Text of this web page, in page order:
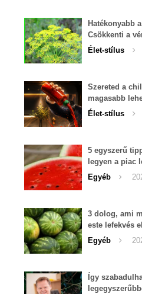
Hatékonyabb
Csökkenti a
a magas
Élet-stílus
Szereted a
magasabb
tesztoszteron-
Élet-stílus
5 egyszerű
legyen a piac
görögdinnyéje
Egyéb
3 dolog, ami
este lefekvés
görögdinnyét
Egyéb
Így